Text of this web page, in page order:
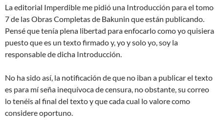
La editorial Imperdible me pidió una Introducción para el tomo
7 de las Obras Completas de Bakunin que están publicando.
Pensé que tenía plena libertad para enfocarlo como yo quisiera
puesto que es un texto firmado y, yo y solo yo, soy la
responsable de dicha Introducción.
No ha sido así, la notificación de que no iban a publicar el texto
es para mí seña inequívoca de censura, no obstante, su correo
lo tenéis al final del texto y que cada cual lo valore como
considere oportuno.